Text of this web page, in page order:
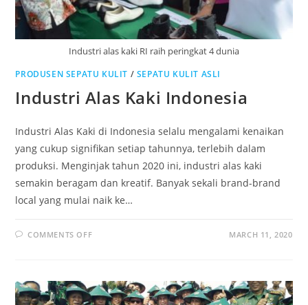
Industri alas kaki RI raih peringkat 4 dunia
PRODUSEN SEPATU KULIT / SEPATU KULIT ASLI
Industri Alas Kaki Indonesia
Industri Alas Kaki di Indonesia selalu mengalami kenaikan
yang cukup signifikan setiap tahunnya, terlebih dalam
produksi. Menginjak tahun 2020 ini, industri alas kaki
semakin beragam dan kreatif. Banyak sekali brand-brand
local yang mulai naik ke…
COMMENTS OFFON MARCH 11, 2020